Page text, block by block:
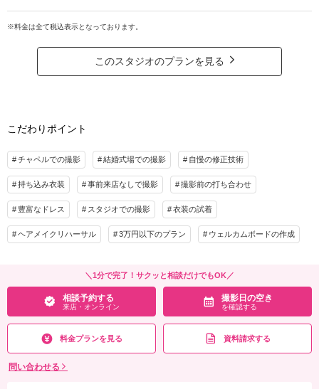
てゆったり写真セレクト ・会場使用料。また、WD撮影後にはルミナスのセットで私
服記念撮影ができるアニバーサリーフォトが含まれています。
相談予約する
来店・オンライン
撮影日の空き
を確認する
手頃な価格で神殿でのお写真を残せるスタンダードなプラン。▶通常￥264,00
0が￥224,000
和と洋、どちらの魅力も堪能できる贅沢なフォトウェディング体験を！
格式ある美しさと、ときめく華やかさをどちらも叶えたいおふたりへおすすめ
撮影料 新婦衣装1着 新郎衣装1着
着付け ヘアメイク
アルバム 14P データ 12カット 台紙付写真
衣装追加
家族と撮影 家族用衣装レンタル ペットと撮影
アルバム（14ページ12カット収録）1冊・アルバム収録カットのレタッチ・ご自宅に
てゆったり写真セレクト ・会場使用料。また、WD撮影後にはルミナスのセットで私
服記念撮影ができるアニバーサリーフォトが含まれています。
来店・オンライン を確認する
※料金は全て税込表示となっております。
このスタジオのプランを見る
こだわりポイント
チャペルでの撮影 結婚式場での撮影 自慢の修正技術
持ち込み衣装 事前来店なしで撮影 撮影前の打ち合わせ
豊富なドレス スタジオでの撮影 衣装の試着
ヘアメイクリハーサル 3万円以下のプラン ウェルカムボードの作成
＼1分で完了！サクッと相談だけでもOK／
相談予約する
来店・オンライン
撮影日の空き
を確認する
料金プランを見る 資料請求する
問い合わせる